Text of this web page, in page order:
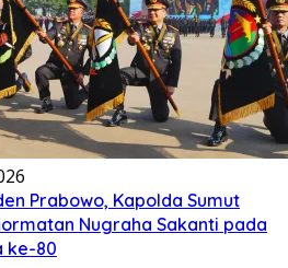
akhiguMene mene sino lawaö
ita laforudu..